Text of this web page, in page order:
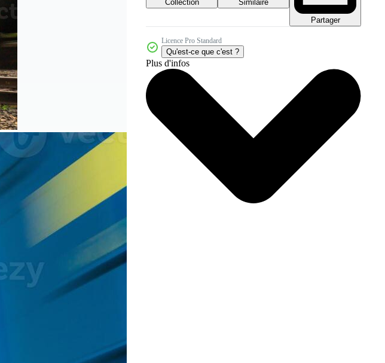
Collection
Similaire
Partager
Licence Pro Standard
Qu'est-ce que c'est ?
Plus d'infos